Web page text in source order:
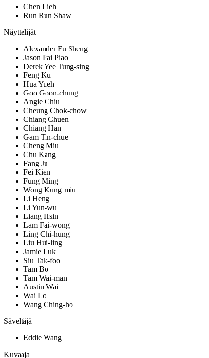
Chen Lieh
Run Run Shaw
Näyttelijät
Alexander Fu Sheng
Jason Pai Piao
Derek Yee Tung-sing
Feng Ku
Hua Yueh
Goo Goon-chung
Angie Chiu
Cheung Chok-chow
Chiang Chuen
Chiang Han
Gam Tin-chue
Cheng Miu
Chu Kang
Fang Ju
Fei Kien
Fung Ming
Wong Kung-miu
Li Heng
Li Yun-wu
Liang Hsin
Lam Fai-wong
Ling Chi-hung
Liu Hui-ling
Jamie Luk
Siu Tak-foo
Tam Bo
Tam Wai-man
Austin Wai
Wai Lo
Wang Ching-ho
Säveltäjä
Eddie Wang
Kuvaaja